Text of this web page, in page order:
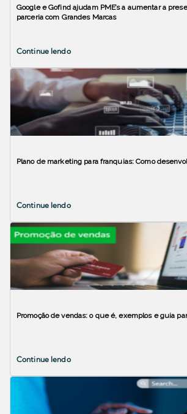
Google e Gofind ajudam PME’s a aumentar a
parceria com Grandes Marcas
Continue lendo
Plano de marketing para franquias: Como
Continue lendo
Promoção de vendas: o que é, exemplos e guia
Continue lendo